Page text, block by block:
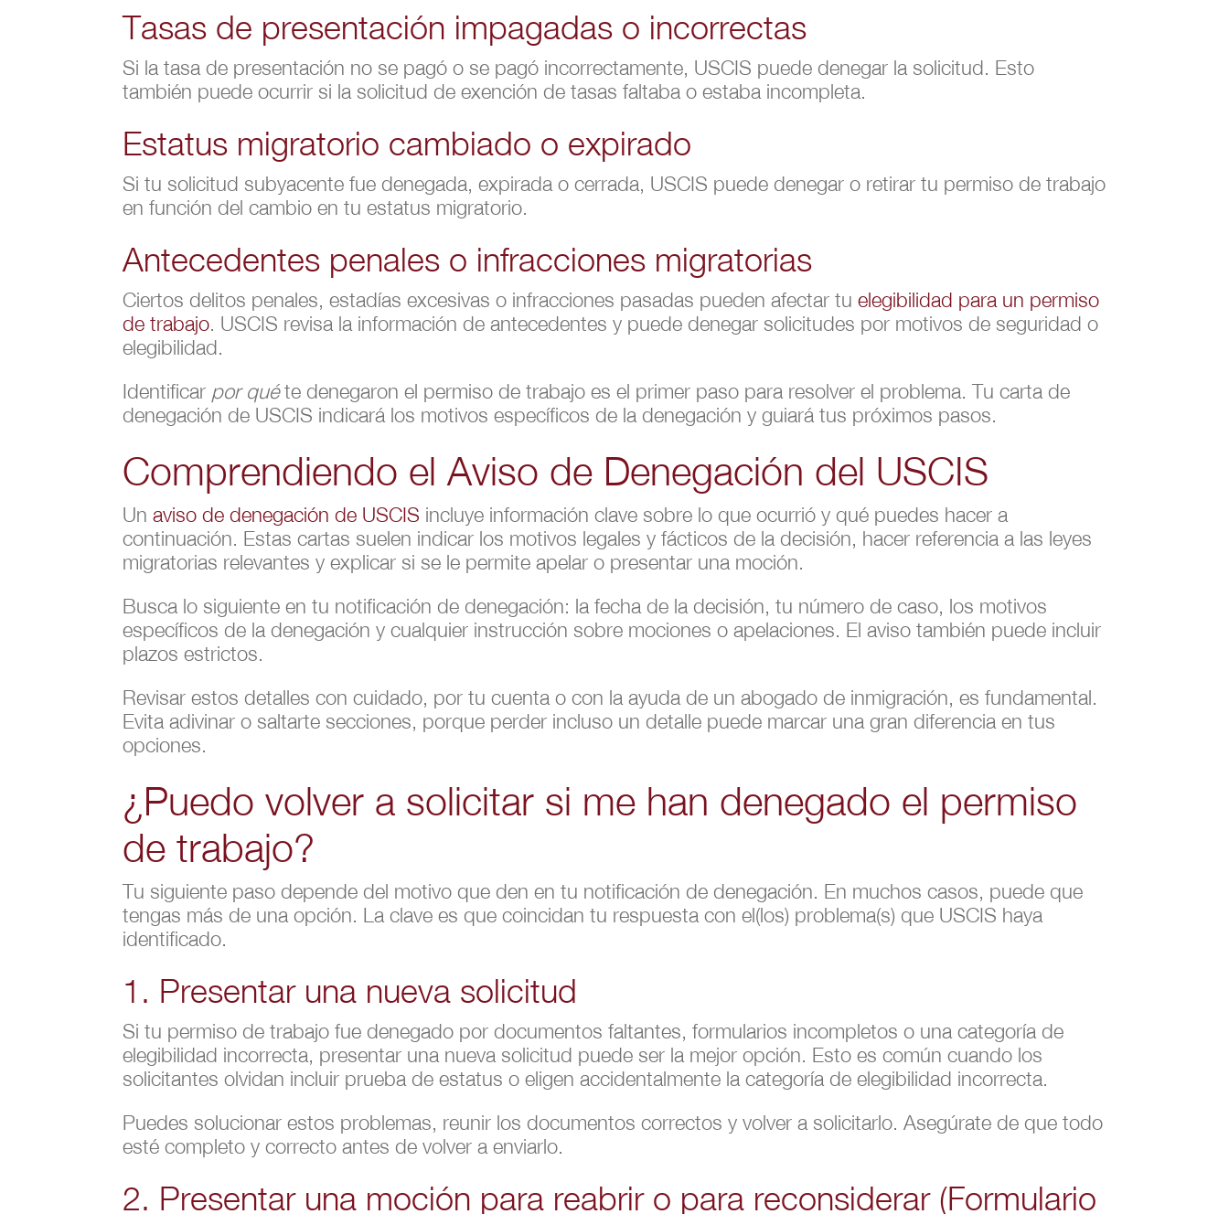
Tasas de presentación impagadas o incorrectas
Si la tasa de presentación no se pagó o se pagó incorrectamente, USCIS puede denegar la solicitud. Esto
también puede ocurrir si la solicitud de exención de tasas faltaba o estaba incompleta.
Estatus migratorio cambiado o expirado
Si tu solicitud subyacente fue denegada, expirada o cerrada, USCIS puede denegar o retirar tu permiso de trabajo
en función del cambio en tu estatus migratorio.
Antecedentes penales o infracciones migratorias
Ciertos delitos penales, estadías excesivas o infracciones pasadas pueden afectar tuelegibilidad para un permiso
de trabajo. USCIS revisa la información de antecedentes y puede denegar solicitudes por motivos de seguridad o
elegibilidad.
Identificar por quéte denegaron el permiso de trabajo es el primer paso para resolver el problema. Tu carta de
denegación de USCIS indicará los motivos específicos de la denegación y guiará tus próximos pasos.
Comprendiendo el Aviso de Denegación del USCIS
Unaviso de denegación de USCIS incluye información clave sobre lo que ocurrió y qué puedes hacer a
continuación. Estas cartas suelen indicar los motivos legales y fácticos de la decisión, hacer referencia a las leyes
migratorias relevantes y explicar si se le permite apelar o presentar una moción.
Busca lo siguiente en tu notificación de denegación: la fecha de la decisión, tu número de caso, los motivos
específicos de la denegación y cualquier instrucción sobre mociones o apelaciones. El aviso también puede incluir
plazos estrictos.
Revisar estos detalles con cuidado, por tu cuenta o con la ayuda de un abogado de inmigración, es fundamental.
Evita adivinar o saltarte secciones, porque perder incluso un detalle puede marcar una gran diferencia en tus
opciones.
¿Puedo volver a solicitar si me han denegado el permiso
de trabajo?
Tu siguiente paso depende del motivo que den en tu notificación de denegación. En muchos casos, puede que
tengas más de una opción. La clave es que coincidan tu respuesta con el(los) problema(s) que USCIS haya
identificado.
1. Presentar una nueva solicitud
Si tu permiso de trabajo fue denegado por documentos faltantes, formularios incompletos o una categoría de
elegibilidad incorrecta, presentar una nueva solicitud puede ser la mejor opción. Esto es común cuando los
solicitantes olvidan incluir prueba de estatus o eligen accidentalmente la categoría de elegibilidad incorrecta.
Puedes solucionar estos problemas, reunir los documentos correctos y volver a solicitarlo. Asegúrate de que todo
esté completo y correcto antes de volver a enviarlo.
2. Presentar una moción para reabrir o para reconsiderar (Formulario